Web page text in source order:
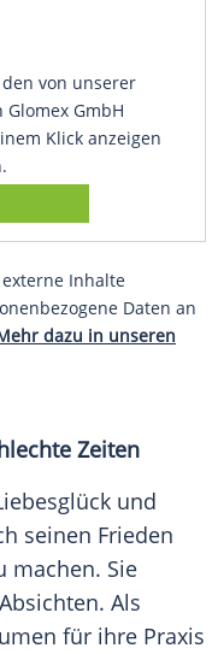
von unserer
GmbH
Klick anzeigen
Inhalte
Daten an
dazu in unseren
Zeiten
und
seinen Frieden
machen. Sie
Als
für ihre Praxis